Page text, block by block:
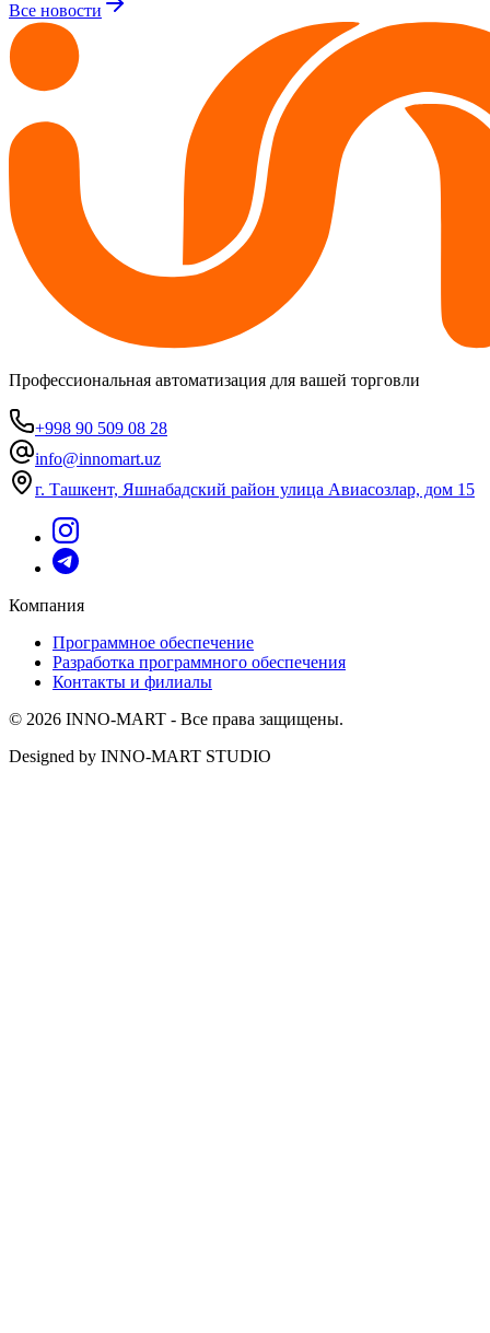
Все новости
Профессиональная автоматизация для вашей торговли
+998 90 509 08 28
info@innomart.uz
г. Ташкент, Яшнабадский район улица Авиасозлар, дом 15
Компания
Программное обеспечение
Разработка программного обеспечения
Контакты и филиалы
© 2026 INNO-MART - Все права защищены.
Designed by INNO-MART STUDIO